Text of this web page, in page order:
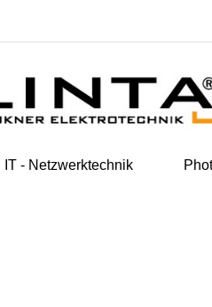
IT - Netzwerktechnik